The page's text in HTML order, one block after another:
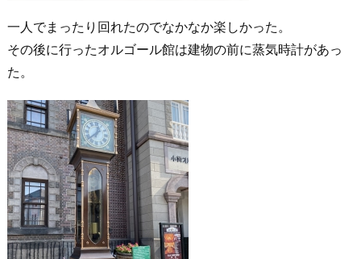
一人でまったり回れたのでなかなか楽しかった。
その後に行ったオルゴール館は建物の前に蒸気時計があっ
た。